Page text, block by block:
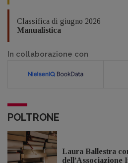
Classifica di giugno 2026
Manualistica
In collaborazione con
POLTRONE
Laura Ballestra
dell’Associazione